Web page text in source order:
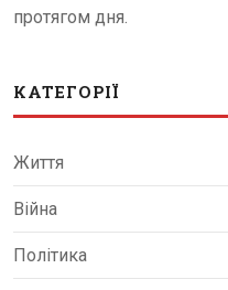
протягом дня.
КАТЕГОРІЇ
Життя
Війна
Політика